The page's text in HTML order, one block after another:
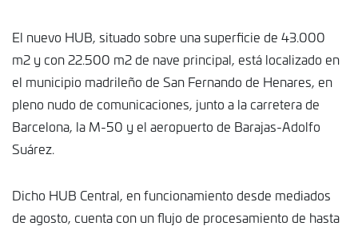
El nuevo HUB, situado sobre una superficie de 43.000
m2 y con 22.500 m2 de nave principal, está localizado en
el municipio madrileño de San Fernando de Henares, en
pleno nudo de comunicaciones, junto a la carretera de
Barcelona, la M-50 y el aeropuerto de Barajas-Adolfo
Suárez.
Dicho HUB Central, en funcionamiento desde mediados
de agosto, cuenta con un flujo de procesamiento de hasta